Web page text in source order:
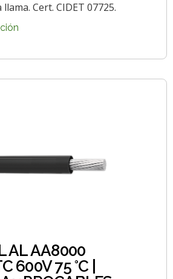
Cert. CIDET 07725.
AL AA8000
600V 75 °C |